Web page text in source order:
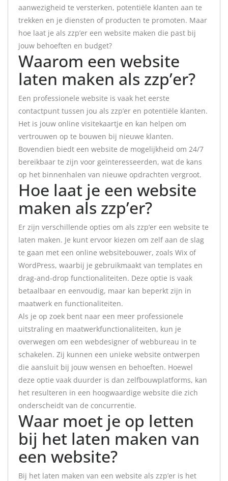
aanwezigheid te versterken, potentiële klanten aan te
trekken en je diensten of producten te promoten. Maar
hoe laat je als zzp’er een website maken die past bij
jouw behoeften en budget?
Waarom een website
laten maken als zzp’er?
Een professionele website is vaak het eerste
contactpunt tussen jou als zzp’er en potentiële klanten.
Het is jouw online visitekaartje en kan helpen om
vertrouwen op te bouwen bij nieuwe klanten.
Bovendien biedt een website de mogelijkheid om 24/7
bereikbaar te zijn voor geïnteresseerden, wat de kans
op het binnenhalen van nieuwe opdrachten vergroot.
Hoe laat je een website
maken als zzp’er?
Er zijn verschillende opties om als zzp’er een website te
laten maken. Je kunt ervoor kiezen om zelf aan de slag
te gaan met een online websitebouwer, zoals Wix of
WordPress, waarbij je gebruikmaakt van templates en
drag-and-drop functionaliteiten. Deze optie is vaak
betaalbaar en eenvoudig, maar kan beperkt zijn in
maatwerk en functionaliteiten.
Als je op zoek bent naar een meer professionele
uitstraling en maatwerkfunctionaliteiten, kun je
overwegen om een webdesigner of webbureau in te
schakelen. Zij kunnen een unieke website ontwerpen
die aansluit bij jouw wensen en behoeften. Hoewel
deze optie vaak duurder is dan zelfbouwplatforms, kan
het resulteren in een hoogwaardige website die zich
onderscheidt van de concurrentie.
Waar moet je op letten
bij het laten maken van
een website?
Bij het laten maken van een website als zzp’er is het